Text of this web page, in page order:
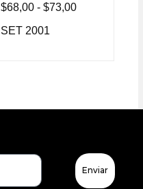
$68,00 - $73,00
SET 2001
Enviar